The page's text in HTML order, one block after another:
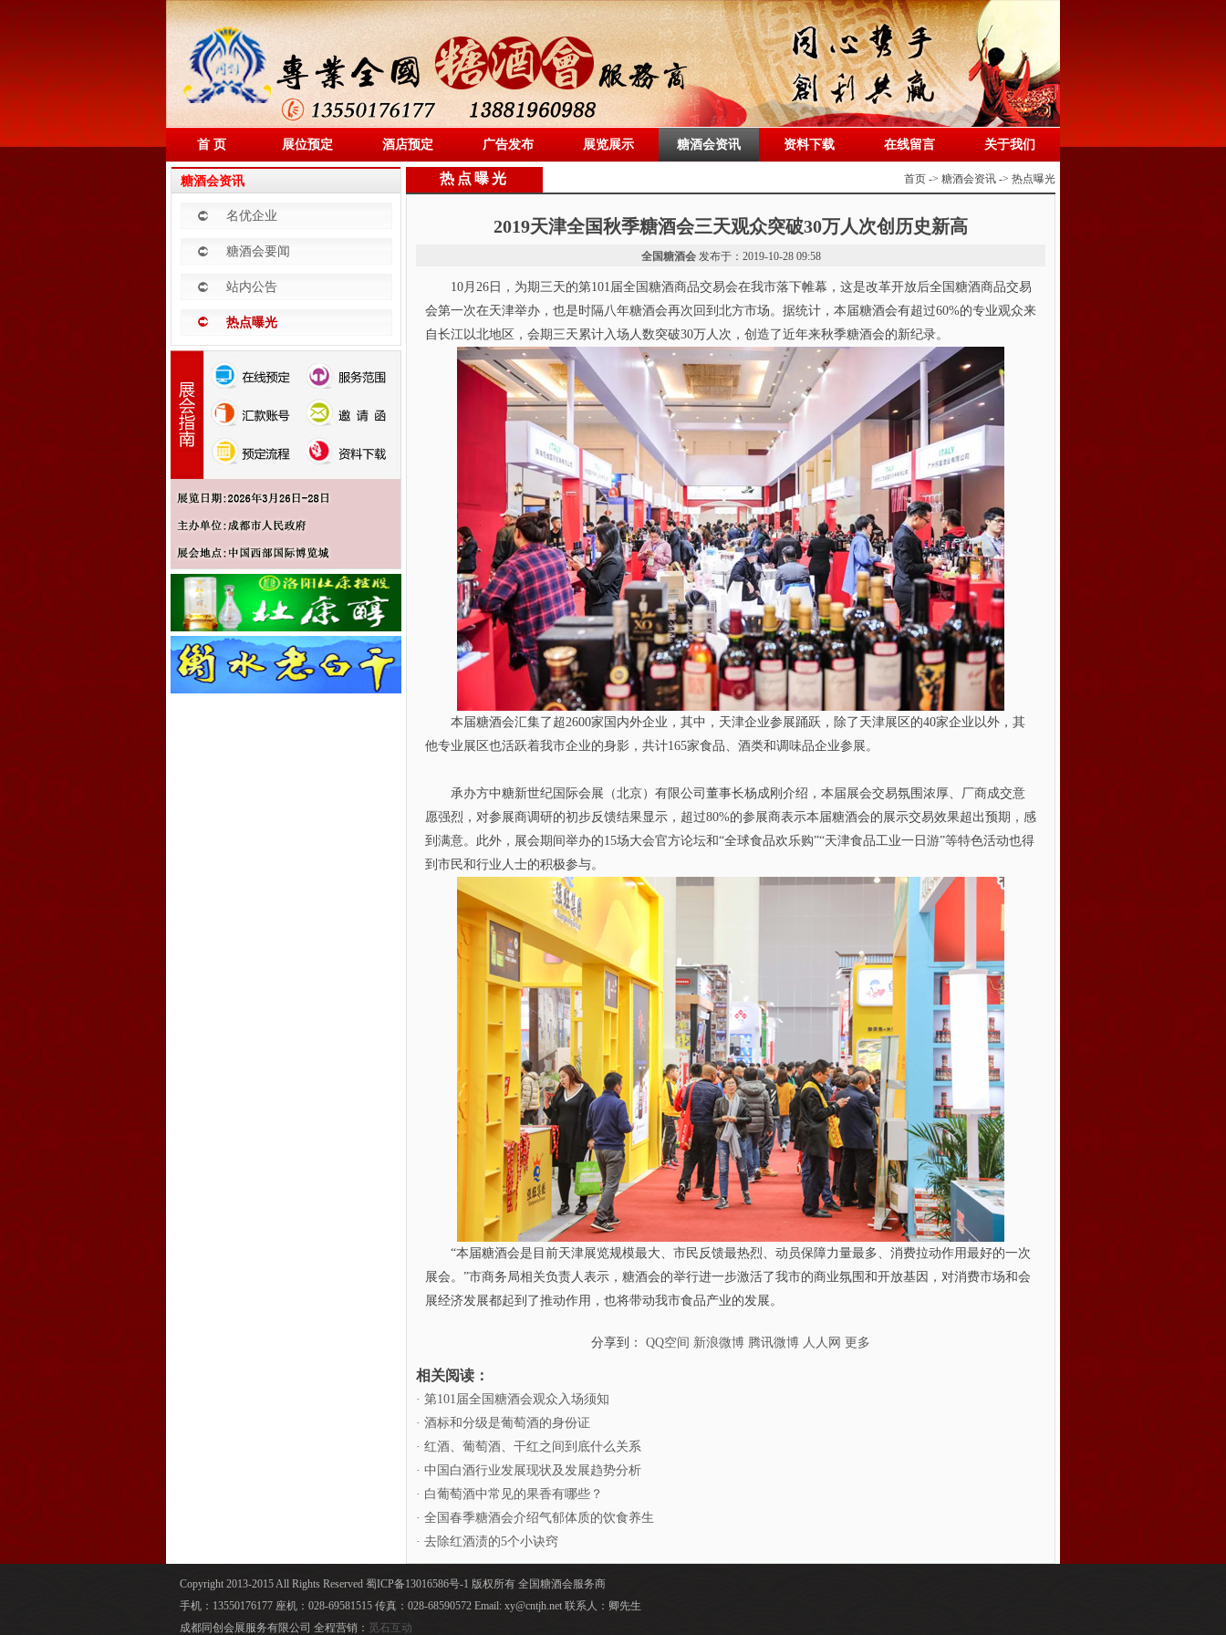
首 页 展位预定 酒店预定 广告发布 展览展示 糖酒会资讯 资料下载 在线留言 关于我们
糖酒会资讯
名优企业
糖酒会要闻
站内公告
热点曝光
热点曝光 首页 -> 糖酒会资讯 -> 热点曝光
2019天津全国秋季糖酒会三天观众突破30万人次创历史新高
全国糖酒会发布于：2019-10-28 09:58
10月26日，为期三天的第101届全国糖酒商品交易会在我市落下帷幕，这是改革开放后全国糖酒商品交易
会第一次在天津举办，也是时隔八年糖酒会再次回到北方市场。据统计，本届糖酒会有超过60%的专业观众来
自长江以北地区，会期三天累计入场人数突破30万人次，创造了近年来秋季糖酒会的新纪录。
本届糖酒会汇集了超2600家国内外企业，其中，天津企业参展踊跃，除了天津展区的40家企业以外，其
他专业展区也活跃着我市企业的身影，共计165家食品、酒类和调味品企业参展。
承办方中糖新世纪国际会展（北京）有限公司董事长杨成刚介绍，本届展会交易氛围浓厚、厂商成交意
愿强烈，对参展商调研的初步反馈结果显示，超过80%的参展商表示本届糖酒会的展示交易效果超出预期，感
到满意。此外，展会期间举办的15场大会官方论坛和“全球食品欢乐购”“天津食品工业一日游”等特色活动也得
到市民和行业人士的积极参与。
“本届糖酒会是目前天津展览规模最大、市民反馈最热烈、动员保障力量最多、消费拉动作用最好的一次
展会。”市商务局相关负责人表示，糖酒会的举行进一步激活了我市的商业氛围和开放基因，对消费市场和会
展经济发展都起到了推动作用，也将带动我市食品产业的发展。
分享到： QQ空间 新浪微博 腾讯微博 人人网 更多
相关阅读：
· 第101届全国糖酒会观众入场须知
· 酒标和分级是葡萄酒的身份证
· 红酒、葡萄酒、干红之间到底什么关系
· 中国白酒行业发展现状及发展趋势分析
· 白葡萄酒中常见的果香有哪些？
· 全国春季糖酒会介绍气郁体质的饮食养生
· 去除红酒渍的5个小诀窍
Copyright 2013-2015 All Rights Reserved 蜀ICP备13016586号-1 版权所有 全国糖酒会服务商
手机：13550176177 座机：028-69581515 传真：028-68590572 Email: xy@cntjh.net 联系人：卿先生
成都同创会展服务有限公司 全程营销： 觅石互动